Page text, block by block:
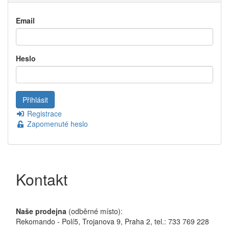
Email
Heslo
Registrace
Zapomenuté heslo
Kontakt
Naše prodejna (odběrné místo):
Rekomando - Polí5, Trojanova 9, Praha 2, tel.: 733 769 228